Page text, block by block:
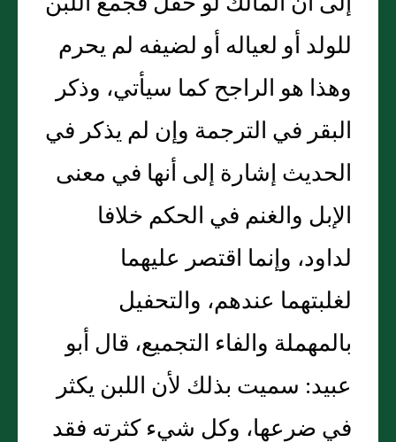
للولد أو لعياله أو لضيفه لم يحرم
وهذا هو الراجح كما سيأتي، وذكر
البقر في الترجمة وإن لم يذكر في
الحديث إشارة إلى أنها في معنى
الإبل والغنم في الحكم خلافا
لداود، وإنما اقتصر عليهما
لغلبتهما عندهم، والتحفيل
بالمهملة والفاء التجميع، قال أبو
عبيد: سميت بذلك لأن اللبن يكثر
في ضرعها، وكل شيء كثرته فقد